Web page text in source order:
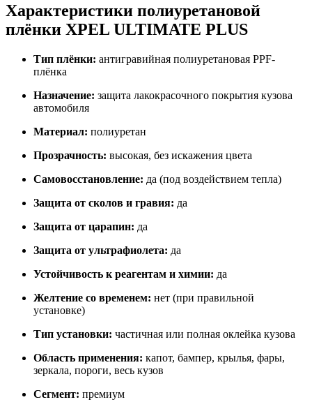
Характеристики полиуретановой
плёнки XPEL ULTIMATE PLUS
Тип плёнки: антигравийная полиуретановая PPF-
плёнка
Назначение: защита лакокрасочного покрытия кузова
автомобиля
Материал: полиуретан
Прозрачность: высокая, без искажения цвета
Самовосстановление: да (под воздействием тепла)
Защита от сколов и гравия: да
Защита от царапин: да
Защита от ультрафиолета: да
Устойчивость к реагентам и химии: да
Желтение со временем: нет (при правильной
установке)
Тип установки: частичная или полная оклейка кузова
Область применения: капот, бампер, крылья, фары,
зеркала, пороги, весь кузов
Сегмент: премиум